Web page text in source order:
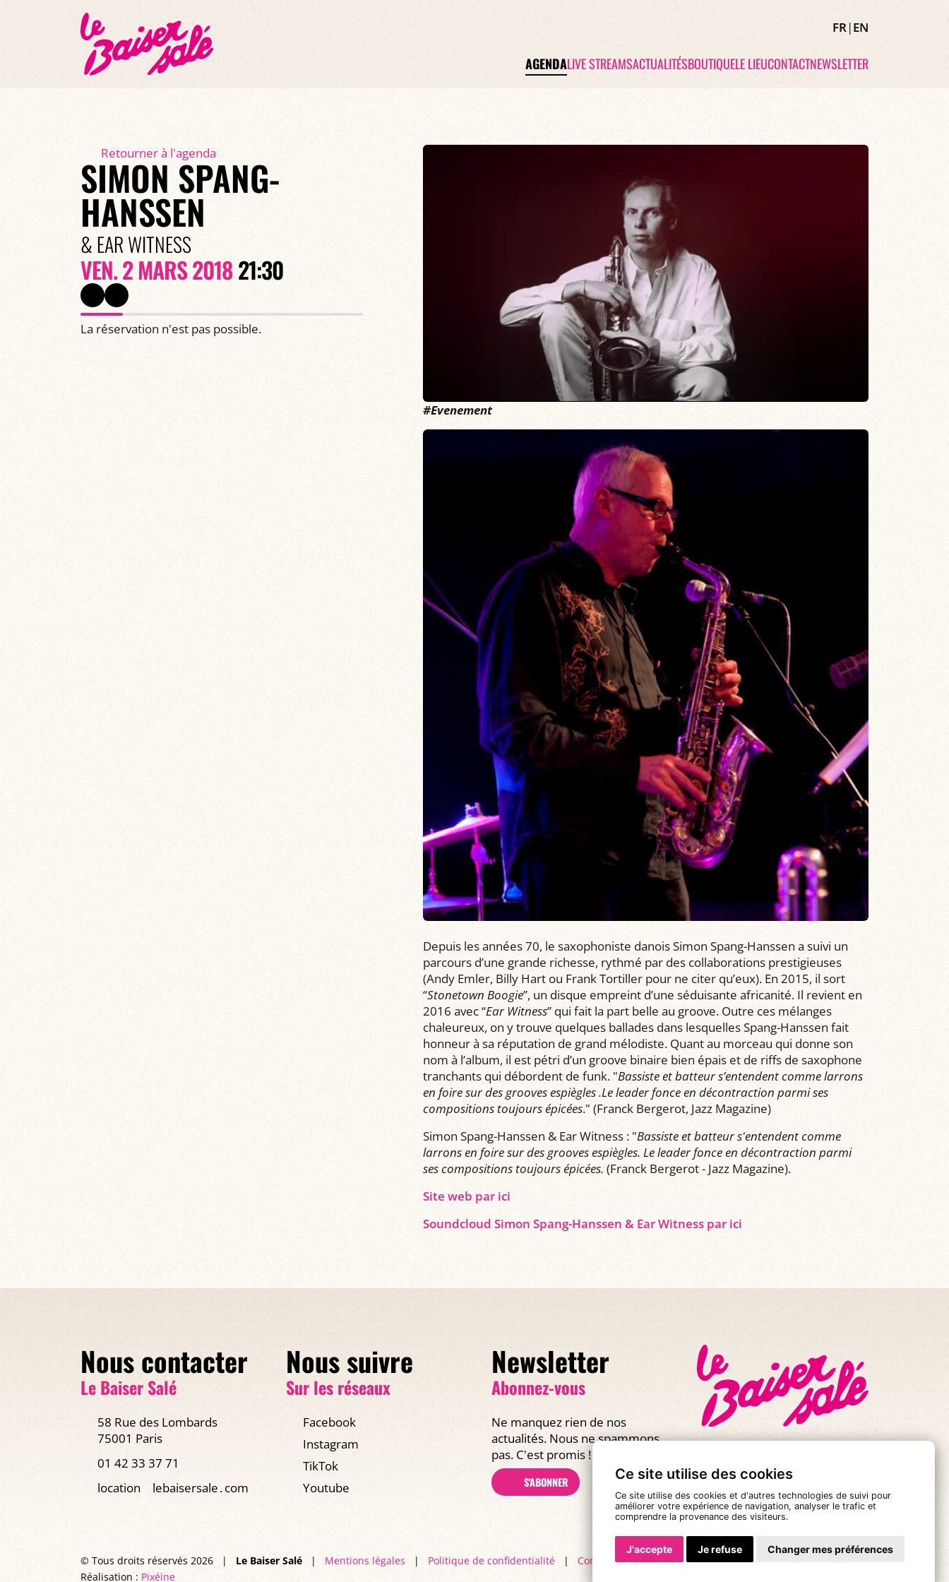
Ce site utilise des cookies
Ce site utilise des cookies et d'autres technologies de suivi pour
améliorer votre expérience de navigation, analyser le trafic et
comprendre la provenance des visiteurs.
J'accepte Je refuse Changer mes préférences
FR|EN
AGENDALIVE STREAMSACTUALITÉSBOUTIQUELE LIEUCONTACTNEWSLETTER
Retourner à l'agenda
SIMON SPANG-
HANSSEN
& EAR WITNESS
VEN. 2 MARS 201821:30
La réservation n'est pas possible.
#Evenement
Depuis les années 70, le saxophoniste danois Simon Spang-Hanssen a suivi un
parcours d’une grande richesse, rythmé par des collaborations prestigieuses
(Andy Emler, Billy Hart ou Frank Tortiller pour ne citer qu’eux). En 2015, il sort
“Stonetown Boogie”, un disque empreint d’une séduisante africanité. Il revient en
2016 avec “Ear Witness” qui fait la part belle au groove. Outre ces mélanges
chaleureux, on y trouve quelques ballades dans lesquelles Spang-Hanssen fait
honneur à sa réputation de grand mélodiste. Quant au morceau qui donne son
nom à l’album, il est pétri d’un groove binaire bien épais et de riffs de saxophone
tranchants qui débordent de funk. "Bassiste et batteur s’entendent comme larrons
en foire sur des grooves espiègles .Le leader fonce en décontraction parmi ses
compositions toujours épicées." (Franck Bergerot, Jazz Magazine)
Simon Spang-Hanssen & Ear Witness : "Bassiste et batteur s'entendent comme
larrons en foire sur des grooves espiègles. Le leader fonce en décontraction parmi
ses compositions toujours épicées. (Franck Bergerot - Jazz Magazine).
Site web par ici
Soundcloud Simon Spang-Hanssen & Ear Witness par ici
Nous contacter
Le Baiser Salé
58 Rue des Lombards
75001 Paris
01 42 33 37 71
location
lebaisersale․com
Nous suivre
Sur les réseaux
Facebook
Instagram
TikTok
Youtube
Newsletter
Abonnez-vous
Ne manquez rien de nos
actualités. Nous ne spammons
pas. C'est promis !
S'ABONNER
© Tous droits réservés 2026 | Le Baiser Salé | Mentions légales | Politique de confidentialité |
Conditions Générales de Vente
Réalisation : Pixéine